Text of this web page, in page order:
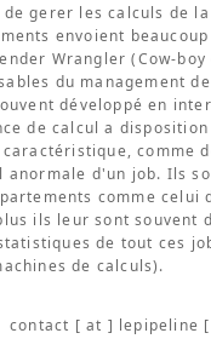
gerer les calculs de la
envoient
Wrangler (Cow-
du management
développé en
de calcul a
comme
anormale d'un job. Ils
comme celui
ils leur sont souvent
de tout ces
de calculs).
contact [ at ] lepipeline